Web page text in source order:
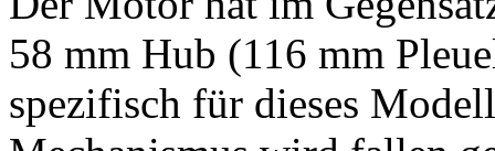
58 mm Hub (116 mm
spezifisch für dieses